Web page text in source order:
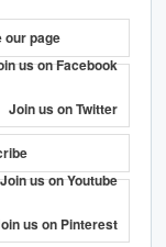
our page
us on Facebook
Join us on Twitter
Join us on Youtube
us on Pinterest